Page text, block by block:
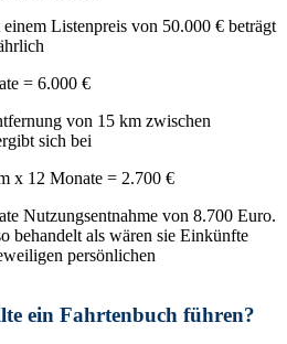
Listenpreis von 50.000 € beträgt
= 6.000 €
von 15 km zwischen
sich bei
x 12 Monate = 2.700 €
Nutzungsentnahme von 8.700 Euro.
behandelt als wären sie Einkünfte
persönlichen
ein Fahrtenbuch führen?